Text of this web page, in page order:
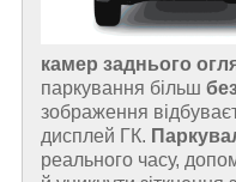
камер заднього
паркування більш
зображення
дисплей ГК.
реального часу,